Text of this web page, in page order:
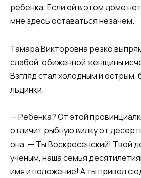
ребенка. Если ей в этом доме
мне здесь оставаться незачем.
Тамара Викторовна резко
слабой, обиженной женщины
Взгляд стал холодным и острым,
льдинки.
— Ребенка? От этой
отличит рыбную вилку от
она. — Ты Воскресенский! Твой
ученым, наша семья
имя и положение! А ты привел